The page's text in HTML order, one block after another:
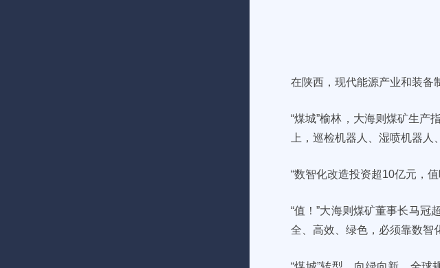
在陕西，现代能源产业和装备
“煤城”榆林，大海则煤矿生产
上，巡检机器人、湿喷机器人
“数智化改造投资超10亿元，值
“值！”大海则煤矿董事长马冠
全、高效、绿色，必须靠数智